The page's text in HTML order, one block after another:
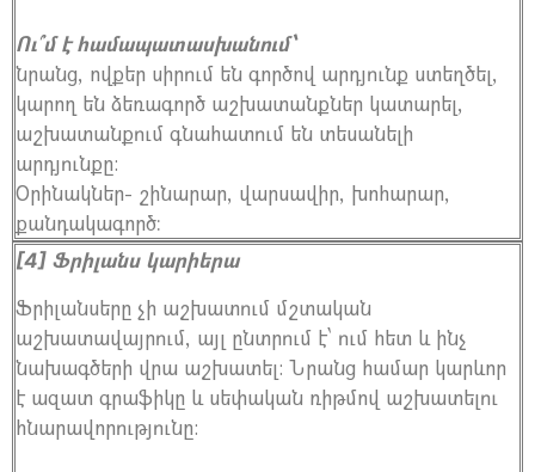
Ու՞մ է համապատասխանում՝
նրանց, ովքեր սիրում են գործով արդյունք ստեղծել,
կարող են ձեռագործ աշխատանքներ կատարել,
աշխատանքում գնահատում են տեսանելի
արդյունքը։
Օրինակներ- շինարար, վարսավիր, խոհարար,
քանդակագործ:
[4] Ֆրիլանս կարիերա
Ֆրիլանսերը չի աշխատում մշտական
աշխատավայրում, այլ ընտրում է՝ ում հետ և ինչ
նախագծերի վրա աշխատել։ Նրանց համար կարևոր
է ազատ գրաֆիկը և սեփական ռիթմով աշխատելու
հնարավորությունը։